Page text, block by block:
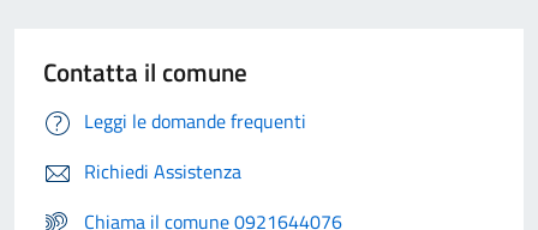
Contatta il comune
Leggi le domande frequenti
Richiedi Assistenza
Chiama il comune 0921644076